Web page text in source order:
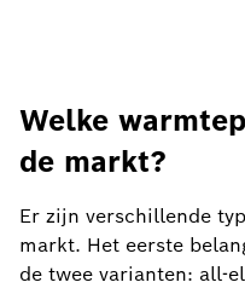
Welke
de markt?
Er zijn verschillende
markt. Het eerste
de twee varianten: all-